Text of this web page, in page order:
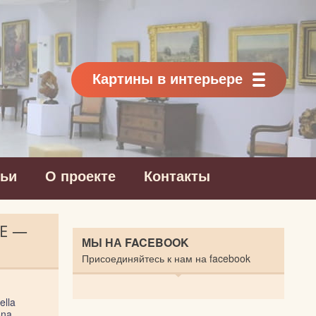
Картины в интерьере
О проекте Контакты
—
МЫ НА FACEBOOK
Присоединяйтесь к нам на facebook